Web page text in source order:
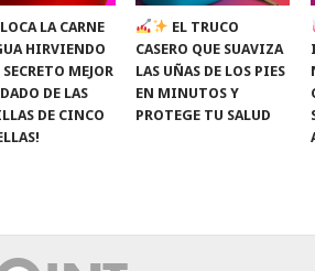
LA CARNE
HIRVIENDO
SECRETO MEJOR
DE LAS
DE CINCO
EL TRUCO
CASERO QUE SUAVIZA
LAS UÑAS DE LOS PIES
EN MINUTOS Y
PROTEGE TU SALUD